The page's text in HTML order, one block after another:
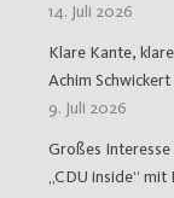
14. Juli 2026
Klare Kante,
Achim Schwickert
9. Juli 2026
Großes
„CDU inside“